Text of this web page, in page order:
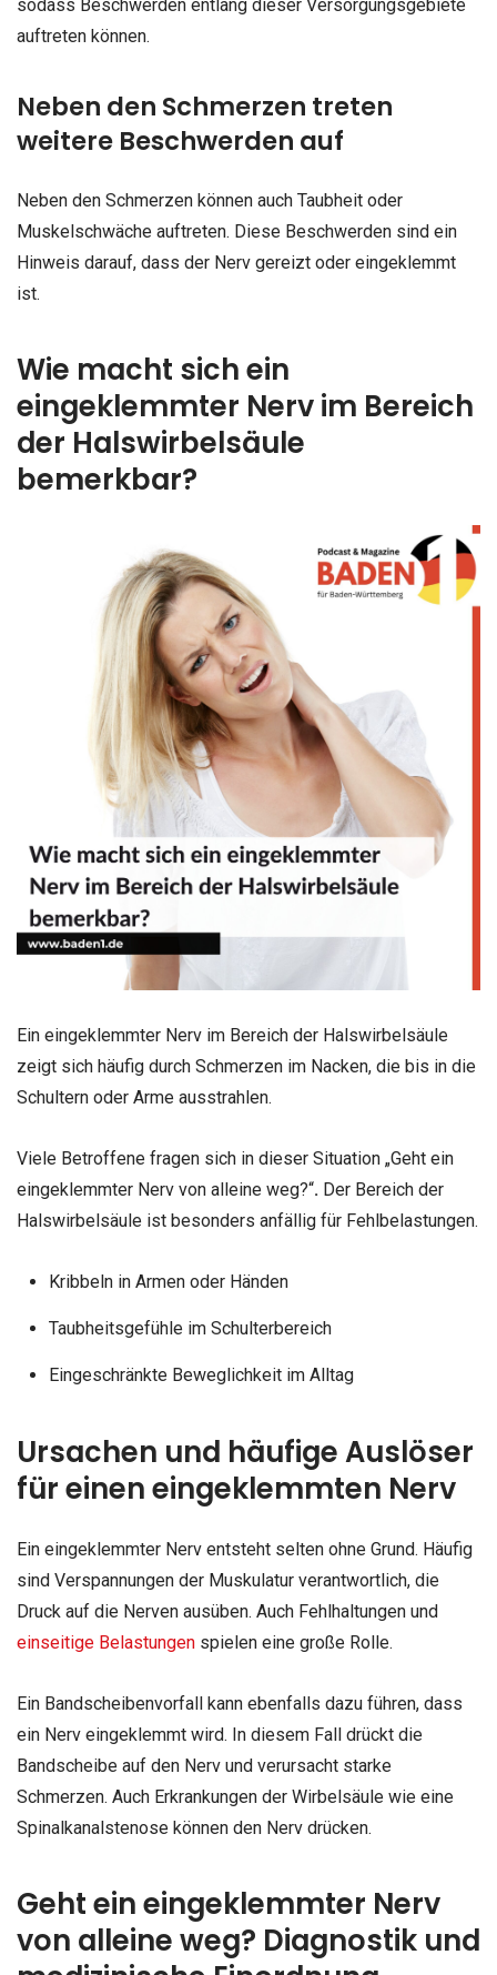
sodass Beschwerden entlang dieser Versorgungsgebiete
auftreten können.
Neben den Schmerzen treten
weitere Beschwerden auf
Neben den Schmerzen können auch Taubheit oder
Muskelschwäche auftreten. Diese Beschwerden sind ein
Hinweis darauf, dass der Nerv gereizt oder eingeklemmt
ist.
Wie macht sich ein
eingeklemmter Nerv im Bereich
der Halswirbelsäule
bemerkbar?
Ein eingeklemmter Nerv im Bereich der Halswirbelsäule
zeigt sich häufig durch Schmerzen im Nacken, die bis in die
Schultern oder Arme ausstrahlen.
Viele Betroffene fragen sich in dieser Situation „Geht ein
eingeklemmter Nerv von alleine weg?“. Der Bereich der
Halswirbelsäule ist besonders anfällig für Fehlbelastungen.
Kribbeln in Armen oder Händen
Taubheitsgefühle im Schulterbereich
Eingeschränkte Beweglichkeit im Alltag
Ursachen und häufige Auslöser
für einen eingeklemmten Nerv
Ein eingeklemmter Nerv entsteht selten ohne Grund. Häufig
sind Verspannungen der Muskulatur verantwortlich, die
Druck auf die Nerven ausüben. Auch Fehlhaltungen und
einseitige Belastungen spielen eine große Rolle.
Ein Bandscheibenvorfall kann ebenfalls dazu führen, dass
ein Nerv eingeklemmt wird. In diesem Fall drückt die
Bandscheibe auf den Nerv und verursacht starke
Schmerzen. Auch Erkrankungen der Wirbelsäule wie eine
Spinalkanalstenose können den Nerv drücken.
Geht ein eingeklemmter Nerv
von alleine weg? Diagnostik und